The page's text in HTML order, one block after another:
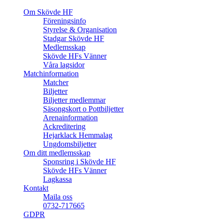
Om Skövde HF
Föreningsinfo
Styrelse & Organisation
Stadgar Skövde HF
Medlemsskap
Skövde HFs Vänner
Våra lagsidor
Matchinformation
Matcher
Biljetter
Biljetter medlemmar
Säsongskort o Pottbiljetter
Arenainformation
Ackreditering
Hejarklack Hemmalag
Ungdomsbiljetter
Om ditt medlemsskap
Sponsring i Skövde HF
Skövde HFs Vänner
Lagkassa
Kontakt
Maila oss
0732-717665
GDPR